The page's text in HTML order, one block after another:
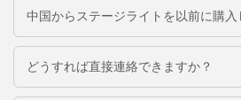
どうすれば直接連絡できますか？